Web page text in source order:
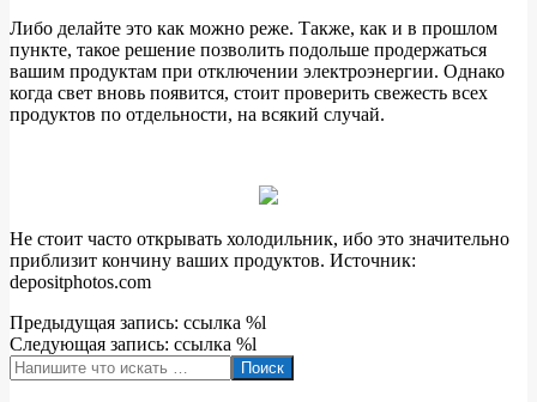
Либо делайте это как можно реже. Также, как и в прошлом
пункте, такое решение позволить подольше продержаться
вашим продуктам при отключении электроэнергии. Однако
когда свет вновь появится, стоит проверить свежесть всех
продуктов по отдельности, на всякий случай.
Не стоит часто открывать холодильник, ибо это значительно
приблизит кончину ваших продуктов. Источник:
depositphotos.com
2022-
05-
06
Предыдущая запись: ссылка %l
Следующая запись: ссылка %l
Поиск